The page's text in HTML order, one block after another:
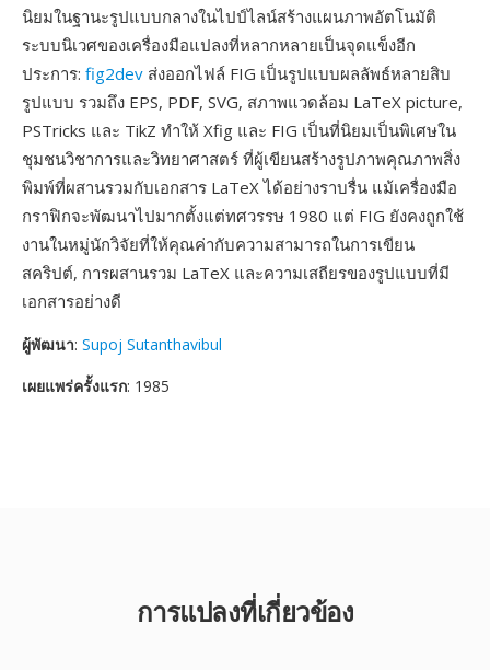
นิยมในฐานะรูปแบบกลางในไปป์ไลน์สร้างแผนภาพอัตโนมัติ
ระบบนิเวศของเครื่องมือแปลงที่หลากหลายเป็นจุดแข็งอีก
ประการ: fig2dev ส่งออกไฟล์ FIG เป็นรูปแบบผลลัพธ์หลายสิบ
รูปแบบ รวมถึง EPS, PDF, SVG, สภาพแวดล้อม LaTeX picture,
PSTricks และ TikZ ทำให้ Xfig และ FIG เป็นที่นิยมเป็นพิเศษใน
ชุมชนวิชาการและวิทยาศาสตร์ ที่ผู้เขียนสร้างรูปภาพคุณภาพสิ่ง
พิมพ์ที่ผสานรวมกับเอกสาร LaTeX ได้อย่างราบรื่น แม้เครื่องมือ
กราฟิกจะพัฒนาไปมากตั้งแต่ทศวรรษ 1980 แต่ FIG ยังคงถูกใช้
งานในหมู่นักวิจัยที่ให้คุณค่ากับความสามารถในการเขียน
สคริปต์, การผสานรวม LaTeX และความเสถียรของรูปแบบที่มี
เอกสารอย่างดี
ผู้พัฒนา: Supoj Sutanthavibul
เผยแพร่ครั้งแรก: 1985
การแปลงที่เกี่ยวข้อง